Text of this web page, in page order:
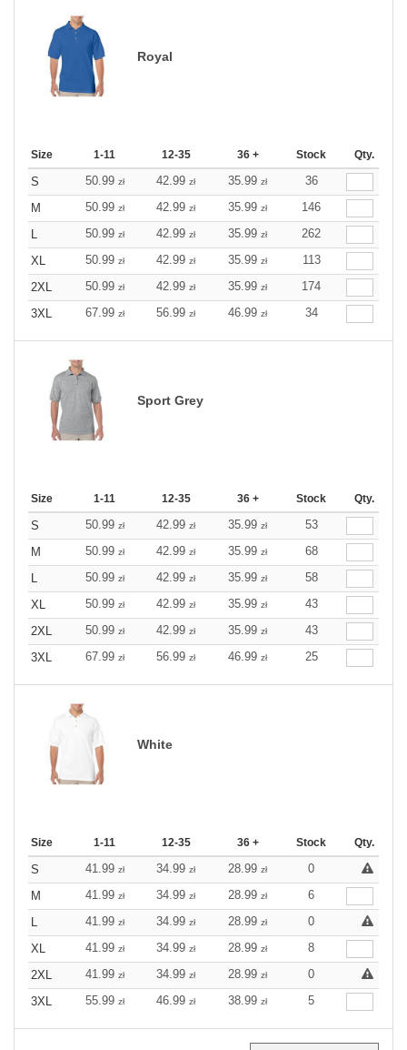
Royal
Size 1-11 12-35 36 + Stock Qty.
S 50.99 zł 42.99 zł 35.99 zł
36
M
50.99 zł 42.99 zł 35.99 zł
146
L
50.99 zł 42.99 zł 35.99 zł
262
XL
50.99 zł 42.99 zł 35.99 zł
113
2XL
50.99 zł 42.99 zł 35.99 zł
174
3XL
67.99 zł 56.99 zł 46.99 zł 34
Sport Grey
Size 1-11 12-35 36 + Stock Qty.
S 50.99 zł 42.99 zł 35.99 zł
53
M
50.99 zł 42.99 zł 35.99 zł
68
L
50.99 zł 42.99 zł 35.99 zł
58
XL
50.99 zł 42.99 zł 35.99 zł
43
2XL
50.99 zł 42.99 zł 35.99 zł
43
3XL
67.99 zł 56.99 zł 46.99 zł 25
White
Size 1-11 12-35 36 + Stock Qty.
S 41.99 zł 34.99 zł 28.99 zł
0
M
41.99 zł 34.99 zł 28.99 zł
6
L
41.99 zł 34.99 zł 28.99 zł
0
XL
41.99 zł 34.99 zł 28.99 zł
8
2XL
41.99 zł 34.99 zł 28.99 zł
0
3XL
55.99 zł 46.99 zł 38.99 zł 5